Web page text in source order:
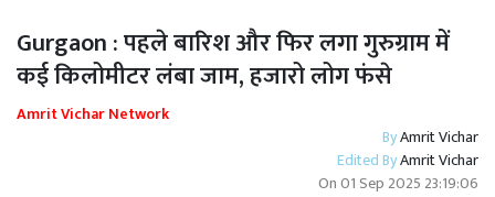
Gurgaon : पहले बारिश और फिर लगा गुरुग्राम में
कई किलोमीटर लंबा जाम, हजारो लोग फंसे
Amrit Vichar Network
ByAmrit Vichar
Edited ByAmrit Vichar
On01 Sep 2025 23:19:06